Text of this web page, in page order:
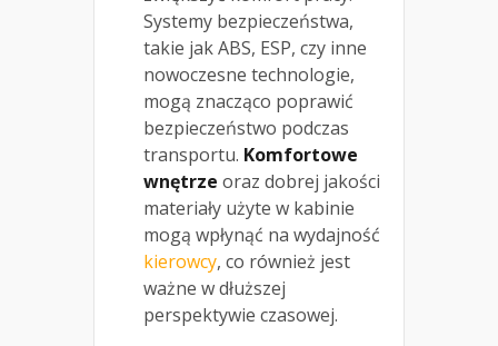
Systemy bezpieczeństwa,
takie jak ABS, ESP, czy inne
nowoczesne technologie,
mogą znacząco poprawić
bezpieczeństwo podczas
transportu. Komfortowe
wnętrze oraz dobrej jakości
materiały użyte w kabinie
mogą wpłynąć na wydajność
kierowcy, co również jest
ważne w dłuższej
perspektywie czasowej.